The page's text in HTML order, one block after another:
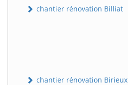
chantier rénovation Billiat
chantier rénovation Birieux